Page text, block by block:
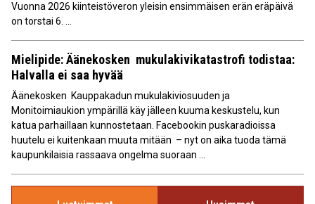
Vuonna 2026 kiinteistöveron yleisin ensimmäisen erän eräpäivä
on torstai 6. ...
Mielipide: Äänekosken mukulakivikatastrofi todistaa:
Halvalla ei saa hyvää
Äänekosken Kauppakadun mukulakiviosuuden ja
Monitoimiaukion ympärillä käy jälleen kuuma keskustelu, kun
katua parhaillaan kunnostetaan. Facebookin puskaradioissa
huutelu ei kuitenkaan muuta mitään – nyt on aika tuoda tämä
kaupunkilaisia rassaava ongelma suoraan ...